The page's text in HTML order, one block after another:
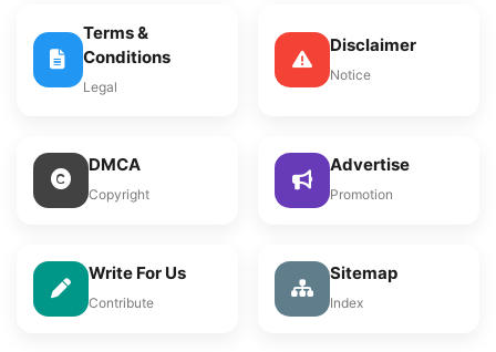
Terms &
Conditions
Legal
Disclaimer
Notice
DMCA
Copyright
Advertise
Promotion
Write For Us
Contribute
Sitemap
Index